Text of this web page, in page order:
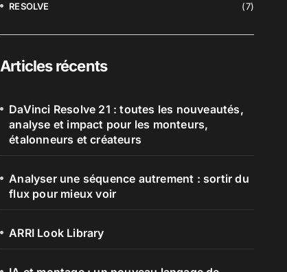
RESOLVE (7)
Articles récents
DaVinci Resolve 21 : toutes les nouveautés,
analyse et impact pour les monteurs,
étalonneurs et créateurs
Analyser une séquence autrement : sortir du
flux pour mieux voir
ARRI Look Library